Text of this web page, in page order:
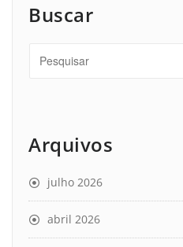
Buscar
Arquivos
julho 2026
abril 2026